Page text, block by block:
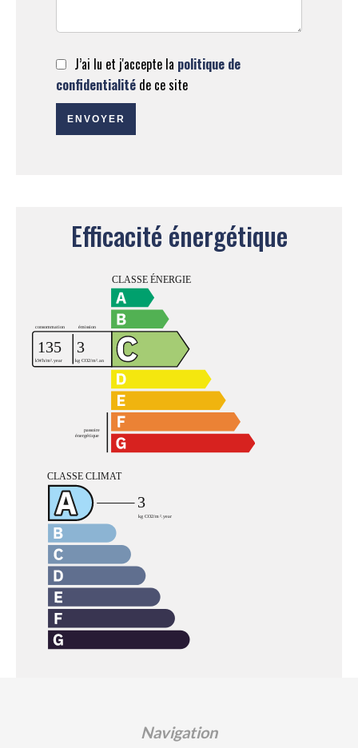
J’ai lu et j'accepte la politique de
confidentialité de ce site
ENVOYER
Efficacité énergétique
Navigation